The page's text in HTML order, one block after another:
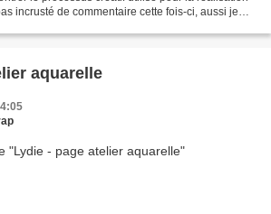
incrusté de commentaire cette fois-ci, aussi je
aquarelle